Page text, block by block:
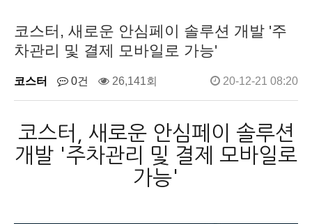
코스터, 새로운 안심페이 솔루션 개발 '주
차관리 및 결제 모바일로 가능'
코스터 0건 26,141회 20-12-21 08:20
코스터, 새로운 안심페이 솔루션
개발 '주차관리 및 결제 모바일로
가능'